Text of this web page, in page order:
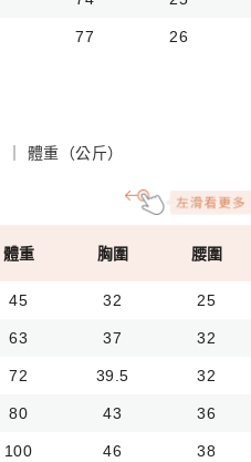
77 26
體重（公斤）
體重 胸圍 腰圍
45 32 25
63 37 32
72 39.5 32
80 43 36
100 46 38